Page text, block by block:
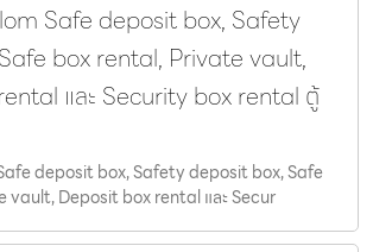
Safe deposit box, Safety
box rental, Private vault,
และ Security box rental ตู้
deposit box, Safety deposit box, Safe
vault, Deposit box rental และ Secur